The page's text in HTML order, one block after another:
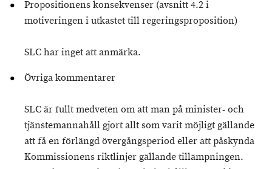
Propositionens konsekvenser (avsnitt 4.2 i
motiveringen i utkastet till regeringsproposition)
SLC har inget att anmärka.
Övriga kommentarer
SLC är fullt medveten om att man på minister- och
tjänstemannahåll gjort allt som varit möjligt gällande
att få en förlängd övergångsperiod eller att påskynda
Kommissionens riktlinjer gällande tillämpningen.